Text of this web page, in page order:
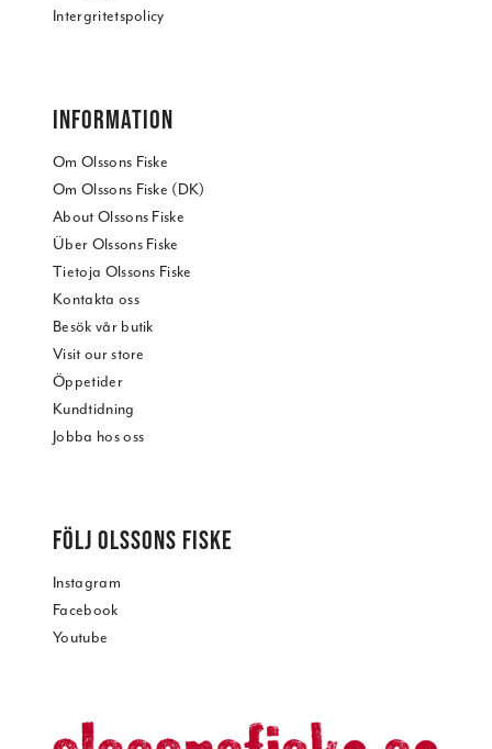
Intergritetspolicy
INFORMATION
Om Olssons Fiske
Om Olssons Fiske (DK)
About Olssons Fiske
Über Olssons Fiske
Tietoja Olssons Fiske
Kontakta oss
Besök vår butik
Visit our store
Öppetider
Kundtidning
Jobba hos oss
FÖLJ OLSSONS FISKE
Instagram
Facebook
Youtube